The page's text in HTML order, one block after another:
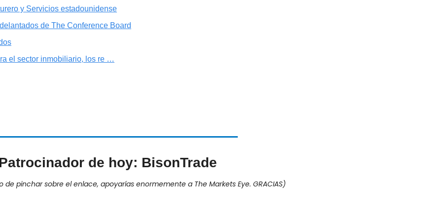
y Servicios estadounidense
de The Conference Board
el sector inmobiliario, los re …
de hoy: BisonTrade
de pinchar sobre el enlace, apoyarías enormemente a The Markets Eye. GRACIAS)